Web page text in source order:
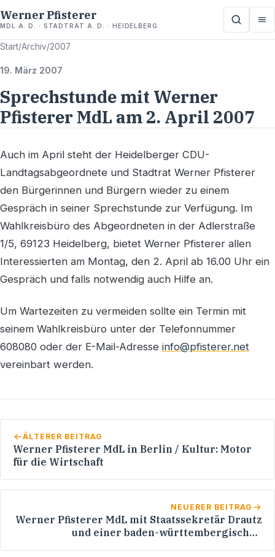
Werner Pfisterer
MDL A. D. · STADTRAT A. D. · HEIDELBERG
Start/Archiv/2007
19. März 2007
Sprechstunde mit Werner
Pfisterer MdL am 2. April 2007
Auch im April steht der Heidelberger CDU-
Landtagsabgeordnete und Stadtrat Werner Pfisterer
den Bürgerinnen und Bürgern wieder zu einem
Gespräch in seiner Sprechstunde zur Verfügung. Im
Wahlkreisbüro des Abgeordneten in der Adlerstraße
1/5, 69123 Heidelberg, bietet Werner Pfisterer allen
Interessierten am Montag, den 2. April ab 16.00 Uhr ein
Gespräch und falls notwendig auch Hilfe an.
Um Wartezeiten zu vermeiden sollte ein Termin mit
seinem Wahlkreisbüro unter der Telefonnummer
608080 oder der E-Mail-Adresse info@pfisterer.net
vereinbart werden.
ÄLTERER BEITRAG
Werner Pfisterer MdL in Berlin / Kultur: Motor
für die Wirtschaft
NEUERER BEITRAG
Werner Pfisterer MdL mit Staatssekretär Drautz
und einer baden-württembergischen